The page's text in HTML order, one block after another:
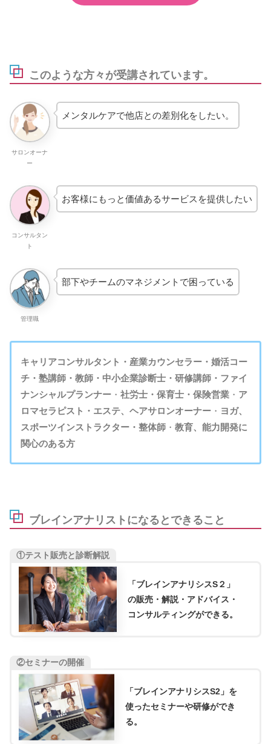
このような方々が受講されています。
サロンオーナ
ー
メンタルケアで他店との差別化をしたい。
コンサルタン
ト
お客様にもっと価値あるサービスを提供したい
管理職
部下やチームのマネジメントで困っている
キャリアコンサルタント・産業カウンセラー・婚活コー
チ・塾講師・教師・中小企業診断士・研修講師・ ファイ
ナンシャルプランナー ・ 社労士・保育士・ 保険営業 ・ ア
ロマセラピスト・エステ、ヘアサロンオーナー ・ ヨガ、
スポーツインストラクター・整体師 ・ 教育、能力開発に
関心のある方
ブレインアナリストになるとできること
①テスト販売と診断解説
「ブレインアナリシスS２」
の販売・解説・アドバイス・
コンサルティングができる。
②セミナーの開催
「ブレインアナリシスS2」を
使ったセミナーや研修ができ
る。